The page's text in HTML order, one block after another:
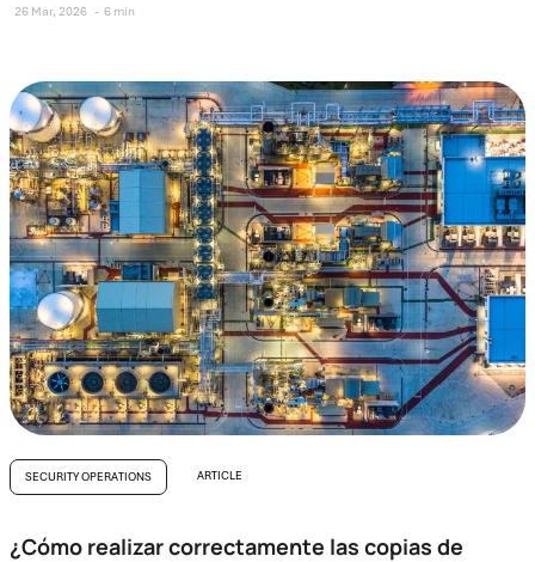
26 Mar, 2026 6 min
SECURITY OPERATIONS ARTICLE
¿Cómo realizar correctamente las copias de